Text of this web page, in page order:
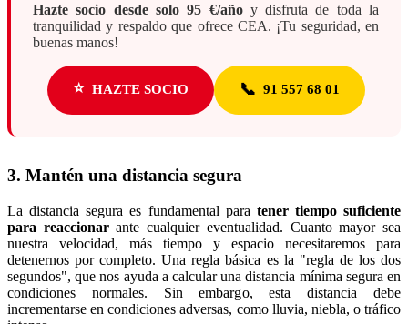
Hazte socio desde solo 95 €/añoy disfruta de toda la
tranquilidad y respaldo que ofrece CEA. ¡Tu seguridad, en
buenas manos!
⭐ HAZTE SOCIO 📞 91 557 68 01
3. Mantén una distancia segura
La distancia segura es fundamental para tener tiempo suficiente
para reaccionarante cualquier eventualidad. Cuanto mayor sea
nuestra velocidad, más tiempo y espacio necesitaremos para
detenernos por completo. Una regla básica es la "regla de los dos
segundos", que nos ayuda a calcular una distancia mínima segura en
condiciones normales. Sin embargo, esta distancia debe
incrementarse en condiciones adversas, como lluvia, niebla, o tráfico